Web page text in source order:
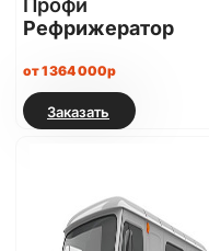
Профи
Рефрижератор
от 1 364 000р​
Заказать